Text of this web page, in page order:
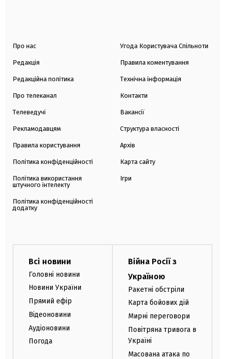
Про нас
Редакція
Редакційна політика
Про телеканал
Телеведучі
Рекламодавцям
Правила користування
Політика конфіденційності
Політика використання
штучного інтелекту
Політика конфіденційності
додатку
Угода Користувача Спільноти
Правила коментування
Технічна інформація
Контакти
Вакансії
Структура власності
Архів
Карта сайту
Ігри
Всі новини
Головні новини
Новини України
Прямий ефір
Відеоновини
Аудіоновини
Погода
Війна Росії з
Україною
Ракетні обстріли
Карта бойових дій
Мирні переговори
Повітряна тривога в
Україні
Масована атака по